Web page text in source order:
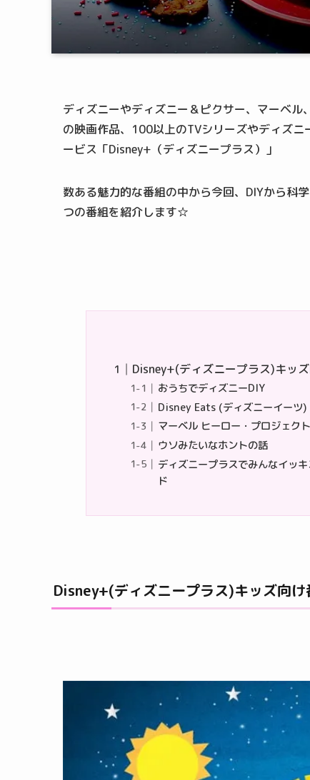
ディズニーやディズニー＆ピクサー、マーベ
の映画作品、100以上のTVシリーズやディズ
ービス「Disney+（ディズニープラス）」
数ある魅力的な番組の中から今回、DIYから科
つの番組を紹介します☆
Disney+(ディズニープラス)キッ
おうちでディズニーDIY
Disney Eats (ディズニーイーツ)
マーベル ヒーロー・プロジェクト
ウソみたいなホントの話
ディズニープラスでみんなイッ
ド
Disney+(ディズニープラス)キッズ向け